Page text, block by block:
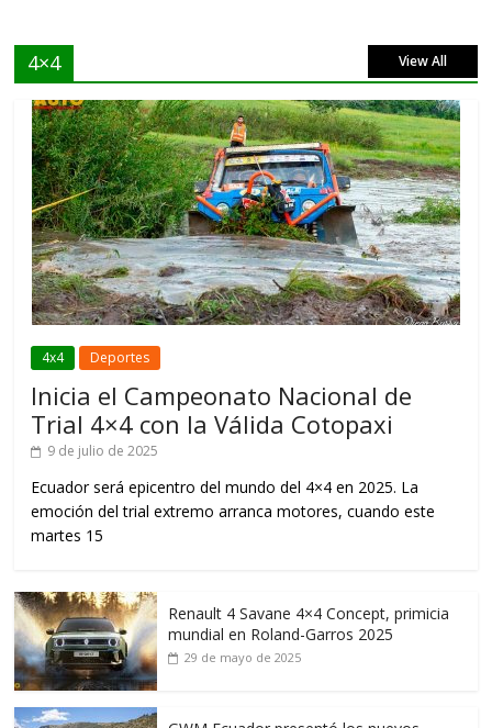
4×4 View All
4x4 Deportes
Inicia el Campeonato Nacional de
Trial 4×4 con la Válida Cotopaxi
9 de julio de 2025
Ecuador será epicentro del mundo del 4×4 en 2025. La
emoción del trial extremo arranca motores, cuando este
martes 15
Renault 4 Savane 4×4 Concept, primicia
mundial en Roland-Garros 2025
29 de mayo de 2025